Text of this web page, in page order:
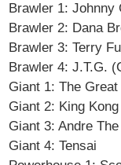
Brawler 1: Johnny
Brawler 2: Dana
Brawler 3: Terry
Brawler 4: J.T.G.
Giant 1: The Great
Giant 2: King
Giant 3: Andre
Giant 4: Tensai